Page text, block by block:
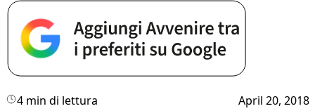
4 min di lettura April 20, 2018